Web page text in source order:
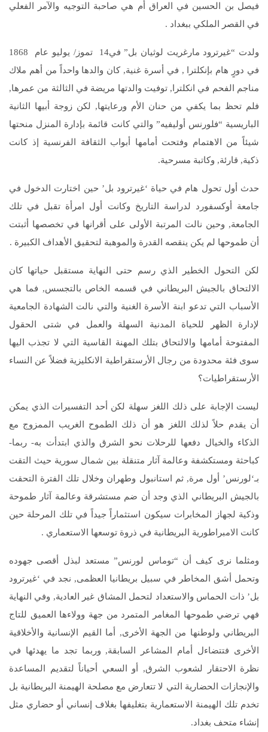
فيصل بن الحسين في العراق أم هي صاحبة التوجيه والآمر الفعلي
في القصر الملكي ببغداد .
ولدت “غيرترود مارغريت لوثيان بل” في14 تموز/ يوليو عام 1868
في دورٍ هام بإنكلترا , في أسرة غنية, كان والدها واحداً من أهم ملاك
مناجم الفحم في انكلترا, توفيت والدتها مريضة في الثالثة من عمرها,
فلم تحظ بما يكفي من حنان الأم ورعايتها, لكن زوجة أبيها الثانية
الباريسية “فلورنس أوليفيه” والتي كانت قائمة بإدارة المنزل منحتها
شيئاً من الاهتمام وفتحت أمامها أبواب الثقافة الفرنسية إذ كانت
ذكية, قارئة, وكاتبة مسرحية.
حدث أول تحول هام في حياة ‘غيرترود بل’ حين اختارت الدخول في
جامعة أوكسفورد لدراسة التاريخ وكانت أول امرأة تقبل في تلك
الجامعة, وحين نالت المرتبة الأولى على أقرانها في تخصصها أثبتت
أن طموحها لم يكن ينقصه القدرة والموهبة لتحقيق الأهداف الكبيرة .
لكن التحول الخطير الذي رسم حتى النهاية مستقبل حياتها كان
الالتحاق بالجيش البريطاني في قسمه الخاص بالتجسس, فما هي
الأسباب التي تدعو ابنة الأسرة الغنية والتي نالت الشهادة الجامعية
لإدارة الظهر للحياة المدنية السهلة والعمل في شتى الحقول
المفتوحة أمامها والالتحاق بتلك المهنة القاسية التي لا تجذب اليها
سوى فئة محدودة من رجال الأرستقراطية الانكليزية فضلاً عن النساء
الأرستقراطيات؟
ليست الإجابة على ذلك اللغز سهلة لكن أحد التفسيرات الذي يمكن
أن يقدم حلاً لذلك اللغز هو أن ذلك الطموح الغريب الممزوج مع
الذكاء والخيال دفعها للرحلات نحو الشرق والذي ابتدأت به- ربما-
كباحثة ومستكشفة وعالمة آثار متنقلة بين شمال سورية حيث التقت
بـ‘لورنس’ أول مرة, ثم استانبول وطهران وخلال تلك الفترة التحقت
بالجيش البريطاني الذي وجد أن ضم مستشرقة وعالمة آثار طموحة
وذكية لجهاز المخابرات سيكون استثماراً جيداً في تلك المرحلة حين
كانت الامبراطورية البريطانية في ذروة توسعها الاستعماري .
ومثلما نرى كيف أن “توماس لورنس” مستعد لبذل أقصى جهوده
وتحمل أشق المخاطر في سبيل بريطانيا العظمى, نجد في ‘غيرترود
بل’ ذات الحماس والاستعداد لتحمل المشاق غير العادية, وفي النهاية
فهي ترضي طموحها المغامر المتمرد من جهة وولاءها العميق للتاج
البريطاني ولوطنها من الجهة الأخرى, أما القيم الإنسانية والأخلاقية
الأخرى فتتضاءل أمام المشاعر السابقة, وربما تجد ما يهدئها في
نظرة الاحتقار لشعوب الشرق, أو السعي أحياناً لتقديم المساعدة
والإنجازات الحضارية التي لا تتعارض مع مصلحة الهيمنة البريطانية بل
تخدم تلك الهيمنة الاستعمارية بتغليفها بغلاف إنساني أو حضاري مثل
إنشاء متحف بغداد.